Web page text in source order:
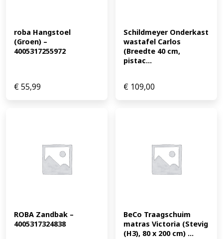
roba Hangstoel
(Groen) –
4005317255972
€55,99
Schildmeyer Onderkast
wastafel Carlos
(Breedte 40 cm,
pistac...
€ 109,00
ROBA Zandbak –
4005317324838
BeCo Traagschuim
matras Victoria (Stevig
(H3), 80 x 200 cm) ...